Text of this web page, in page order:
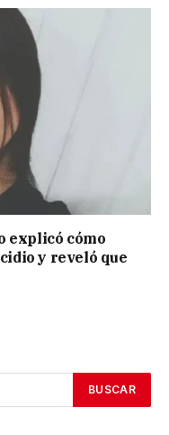
explicó cómo
y reveló que